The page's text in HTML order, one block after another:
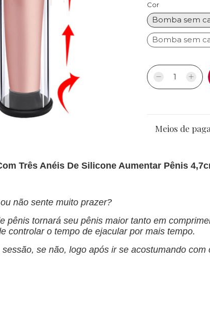
Cor
Bomba sem
Bomba sem
Meios de
Três Anéis De Silicone Aumentar Pênis
não sente muito prazer?
tornará seu pênis maior tanto em
controlar o tempo de ejacular por mais tempo.
se não, logo após ir se acostumando